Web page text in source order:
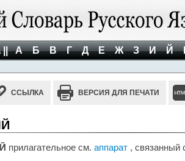
|| А Б В Г Д Е Ж З И Й
ССЫЛКА ВЕРСИЯ ДЛЯ ПЕЧАТИ
прилагательное см. аппарат , связанный